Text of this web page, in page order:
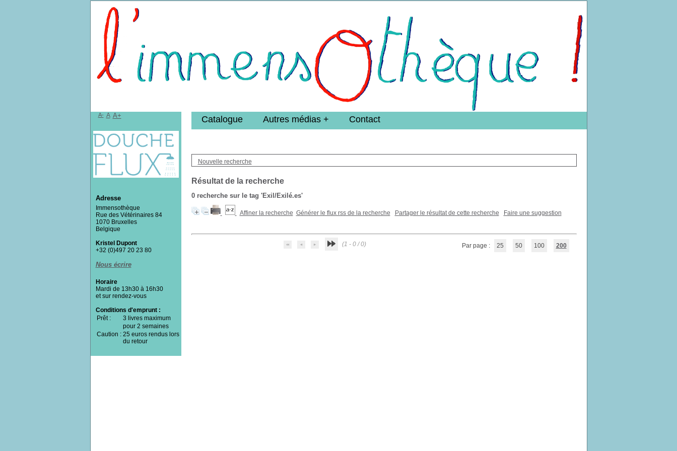
Nouvelle recherche
Résultat de la recherche
0recherche sur le tag 'Exil/Exilé.es'
Affiner la recherche Générer le flux rss de la recherche Partager le résultat de cette recherche Faire une suggestion
(1 - 0 / 0) Par page : 25 50 100 200
Catalogue Autres médias Contact
A- A A+
Adresse
Immensothèque
Rue des Vétérinaires 84
1070 Bruxelles
Belgique
Kristel Dupont
+32 (0)497 20 23 80
Nous écrire
Horaire
Mardi de 13h30 à 16h30
et sur rendez-vous
Conditions d'emprunt :
Prêt :
3 livres maximum
pour 2 semaines
Caution : 25 euros rendus lors
du retour